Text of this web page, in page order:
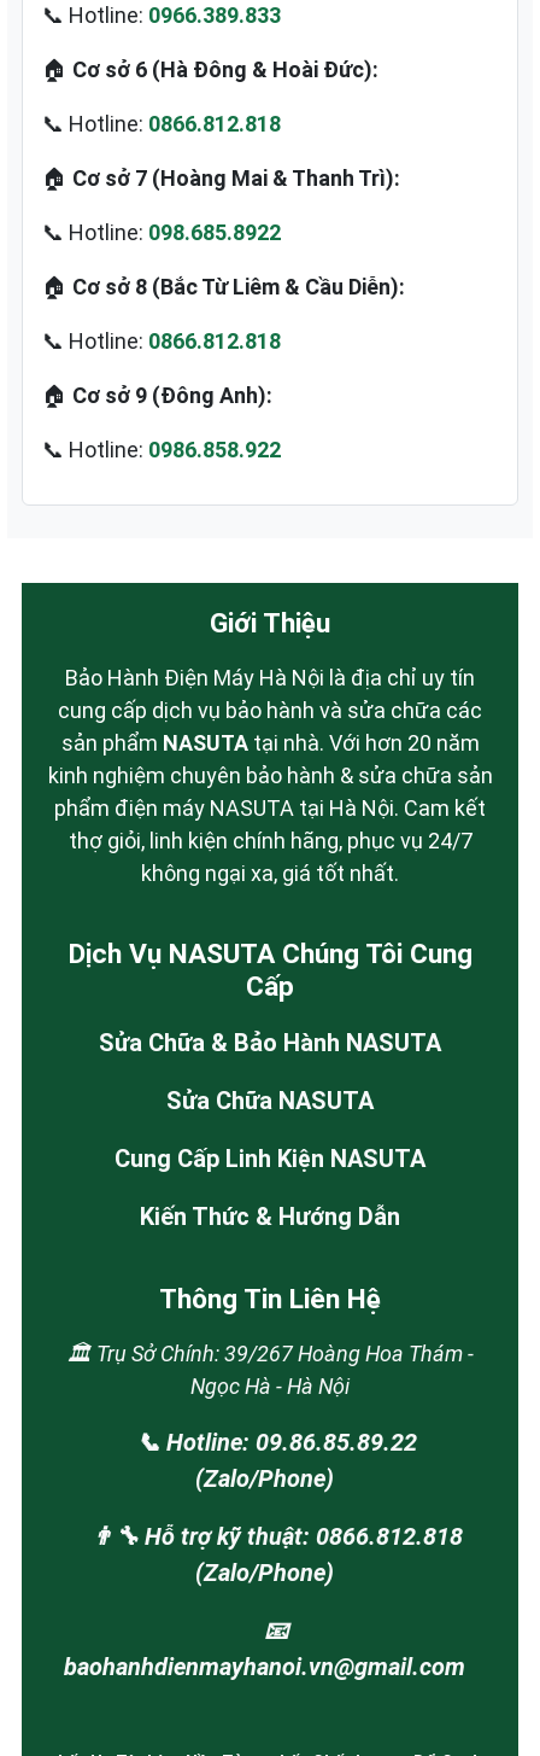
📞 Hotline: 0966.389.833
🏠 Cơ sở 6 (Hà Đông & Hoài Đức):
📞 Hotline: 0866.812.818
🏠 Cơ sở 7 (Hoàng Mai & Thanh Trì):
📞 Hotline: 098.685.8922
🏠 Cơ sở 8 (Bắc Từ Liêm & Cầu Diễn):
📞 Hotline: 0866.812.818
🏠 Cơ sở 9 (Đông Anh):
📞 Hotline: 0986.858.922
Giới Thiệu
Bảo Hành Điện Máy Hà Nội là địa chỉ uy tín
cung cấp dịch vụ bảo hành và sửa chữa các
sản phẩm NASUTAtại nhà. Với hơn 20 năm
kinh nghiệm chuyên bảo hành & sửa chữa sản
phẩm điện máy NASUTA tại Hà Nội. Cam kết
thợ giỏi, linh kiện chính hãng, phục vụ 24/7
không ngại xa, giá tốt nhất.
Dịch Vụ NASUTA Chúng Tôi Cung
Cấp
Sửa Chữa & Bảo Hành NASUTA
Sửa Chữa NASUTA
Cung Cấp Linh Kiện NASUTA
Kiến Thức & Hướng Dẫn
Thông Tin Liên Hệ
🏛️ Trụ Sở Chính: 39/267 Hoàng Hoa Thám -
Ngọc Hà - Hà Nội
📞 Hotline: 09.86.85.89.22
(Zalo/Phone)
👨‍🔧 Hỗ trợ kỹ thuật: 0866.812.818
(Zalo/Phone)
📧
baohanhdienmayhanoi.vn@gmail.com